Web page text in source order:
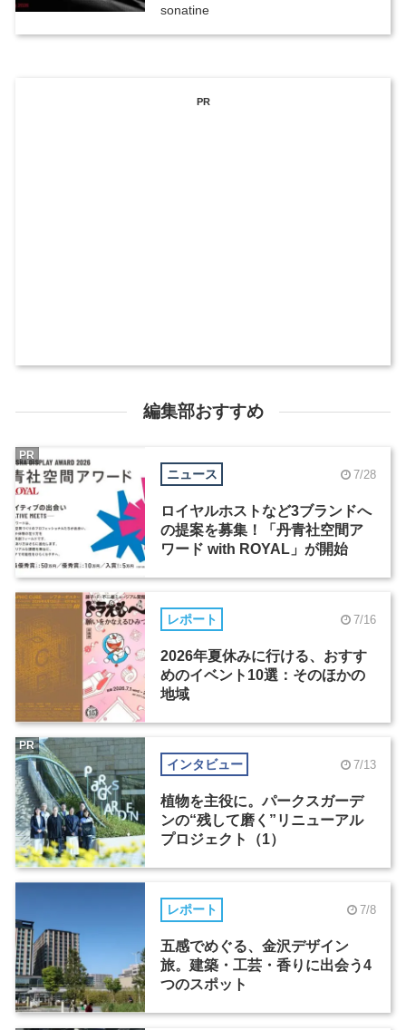
sonatine
PR
編集部おすすめ
ニュース 7/28
ロイヤルホストなど3ブランドへ
の提案を募集！「丹青社空間ア
ワード with ROYAL」が開始
PR
レポート 7/16
2026年夏休みに行ける、おすす
めのイベント10選：そのほかの
地域
インタビュー 7/13
植物を主役に。パークスガーデ
ンの“残して磨く”リニューアル
プロジェクト（1）
PR
レポート 7/8
五感でめぐる、金沢デザイン
旅。建築・工芸・香りに出会う4
つのスポット